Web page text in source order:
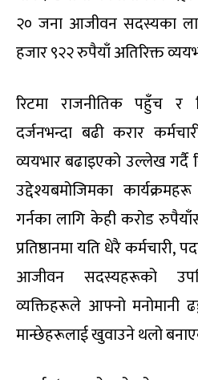
२० जना आजीवन सदस्यका
हजार ९२२ रुपैयाँ अतिरिक्त
रिटमा राजनीतिक पहुँच र
दर्जनभन्दा बढी करार
व्ययभार बढाइएको उल्लेख
उद्देश्यबमोजिमका
गर्नका लागि केही करोड
प्रतिष्ठानमा यति धेरै कर्मचारी,
आजीवन सदस्यहरूको
व्यक्तिहरूले आफ्नो
मान्छेहरूलाई खुवाउने थलो